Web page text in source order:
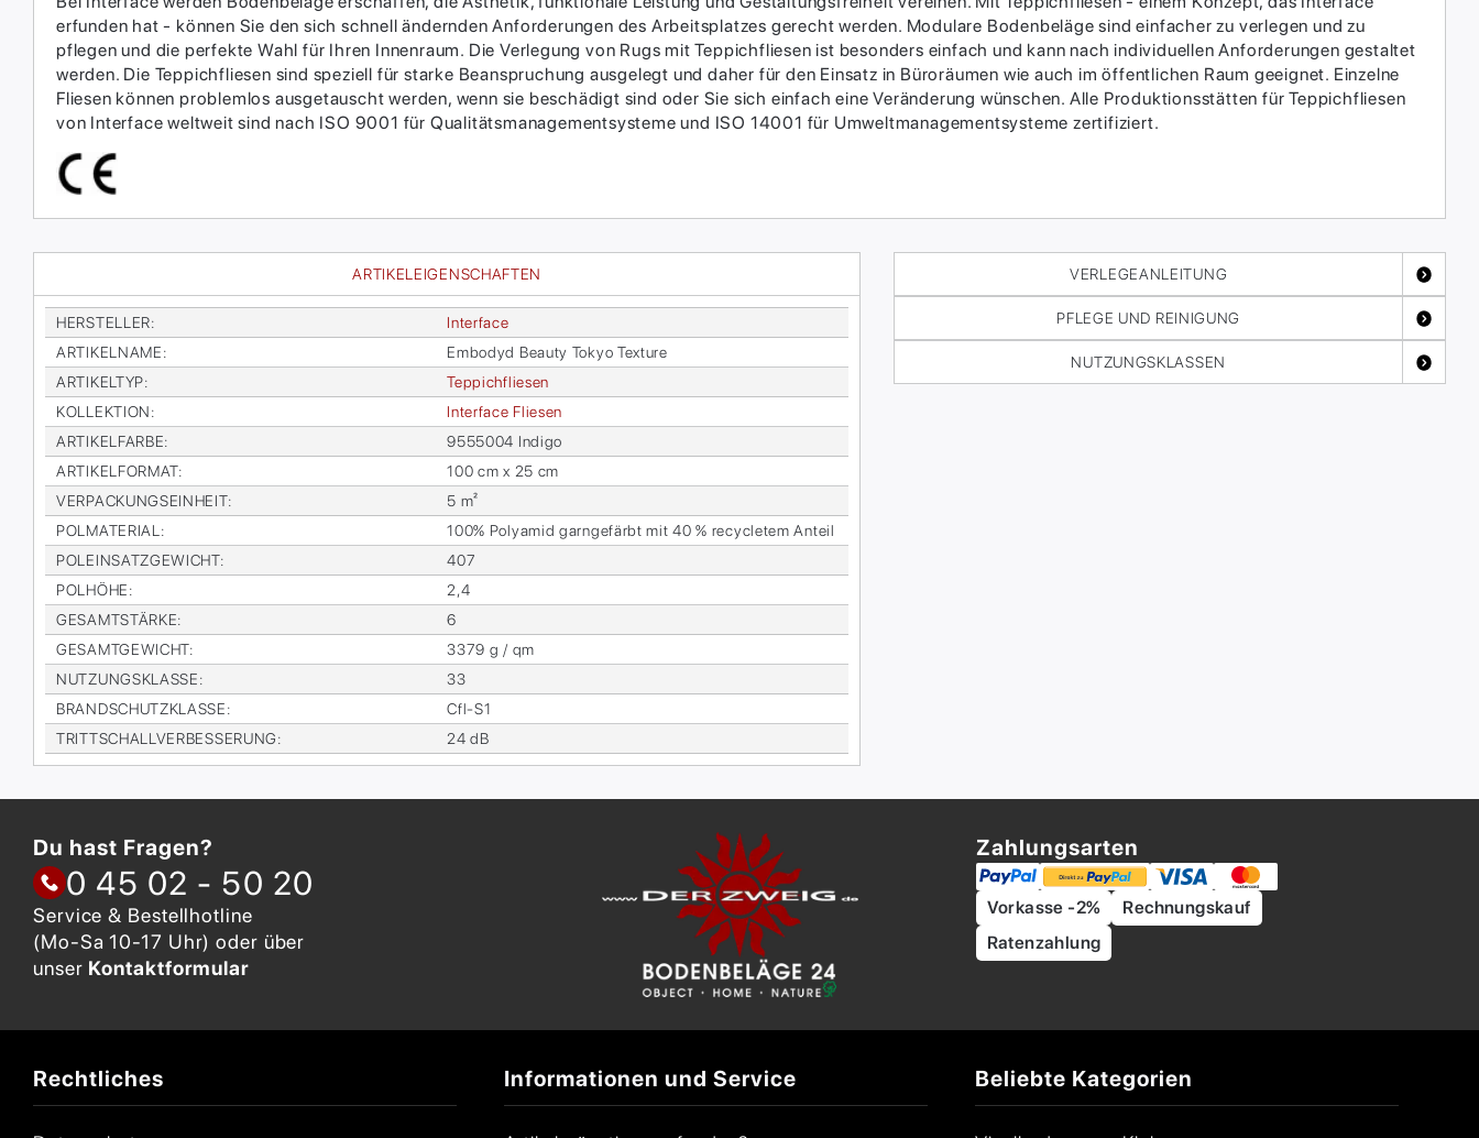
ARTIKELEIGENSCHAFTEN
HER­STEL­LER:
In­ter­face
AR­TI­KEL­NA­ME:
Em­bo­dyd Be­au­ty To­kyo Tex­tu­re
AR­TI­KEL­TYP:
Tep­pich­flie­sen
KOL­LEK­TI­ON:
In­ter­face Flie­sen
AR­TI­KEL­FAR­BE:
9555004 In­di­go
AR­TI­KEL­FOR­MAT:
100 cm x 25 cm
VER­PA­CKUNGS­EIN­HEIT:
5 m²
POL­MA­TE­RI­AL:
100% Po­ly­amid garn­ge­färbt mit 40 % re­cy­cle­tem An­teil
POL­EIN­SATZ­GE­WICHT:
407
POL­HÖ­HE:
2,4
GE­SAMT­STÄR­KE:
6
GE­SAMT­GE­WICHT:
3379 g / qm
NUT­ZUNGS­KLAS­SE:
33
BRAND­SCHUTZ­KLAS­SE:
Cfl-S1
TRITT­SCHALL­VER­BES­SE­RUNG: 24 dB
erfunden hat - können Sie den sich schnell ändernden Anforderungen des Arbeitsplatzes gerecht werden. Modulare Bodenbeläge sind einfacher zu verlegen und zu
pflegen und die perfekte Wahl für Ihren Innenraum.​ Die Verlegung von Rugs mit Teppichfliesen ist besonders einfach und kann nach individuellen Anforderungen gestaltet
werden.​ Die Teppichfliesen sind speziell für starke Beanspruchung ausgelegt und daher für den Einsatz in Büroräumen wie auch im öffentlichen Raum geeignet. Einzelne
Fliesen können problemlos ausgetauscht werden, wenn sie beschädigt sind oder Sie sich einfach eine Veränderung wünschen. Alle Produktionsstätten für Teppichfliesen
von Interface weltweit sind nach ISO 9001 für Qualitätsmanagementsysteme und ISO 14001 für Umweltmanagementsysteme zertifiziert.
VERLEGEANLEITUNG
PFLEGE UND REINIGUNG
NUTZUNGSKLASSEN
Du hast Fragen?
0 45 02 - 50 20
Service & Bestellhotline
(Mo-Sa 10-17 Uhr) oder über
unser Kontaktformular
Zahlungsarten
Vorkasse -2%
Rechnungskauf
Ratenzahlung
Rechtliches Informationen und Service Beliebte Kategorien